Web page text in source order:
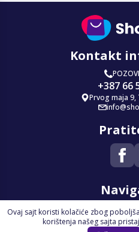
Kontakt
+387 66
Prvog maja 9,
Na
Ovaj sajt koristi kolačiće zbog
korištenja našeg sajta